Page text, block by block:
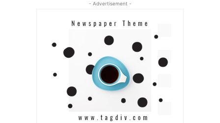
- Advertisement -